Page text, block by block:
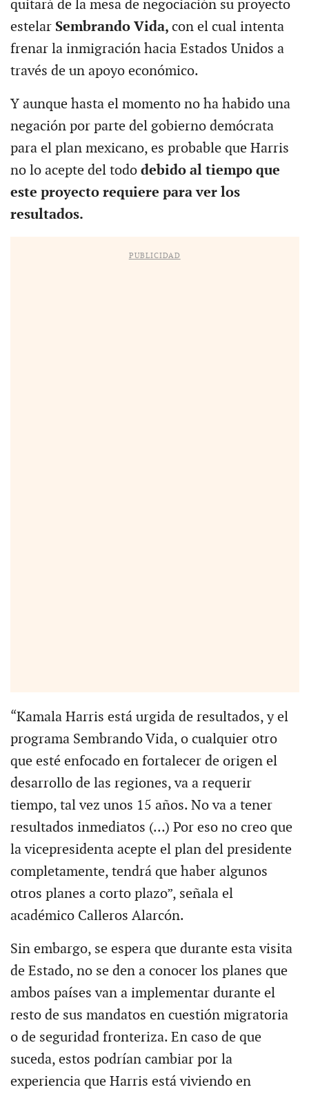
quitará de la mesa de negociación su proyecto
estelar Sembrando Vida, con el cual intenta
frenar la inmigración hacia Estados Unidos a
través de un apoyo económico.
Y aunque hasta el momento no ha habido una
negación por parte del gobierno demócrata
para el plan mexicano, es probable que Harris
no lo acepte del todo debido al tiempo que
este proyecto requiere para ver los
resultados.
PUBLICIDAD
“Kamala Harris está urgida de resultados, y el
programa Sembrando Vida, o cualquier otro
que esté enfocado en fortalecer de origen el
desarrollo de las regiones, va a requerir
tiempo, tal vez unos 15 años. No va a tener
resultados inmediatos (…) Por eso no creo que
la vicepresidenta acepte el plan del presidente
completamente, tendrá que haber algunos
otros planes a corto plazo”, señala el
académico Calleros Alarcón.
Sin embargo, se espera que durante esta visita
de Estado, no se den a conocer los planes que
ambos países van a implementar durante el
resto de sus mandatos en cuestión migratoria
o de seguridad fronteriza. En caso de que
suceda, estos podrían cambiar por la
experiencia que Harris está viviendo en